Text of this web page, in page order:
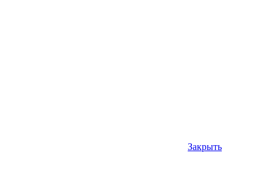
Закрыть